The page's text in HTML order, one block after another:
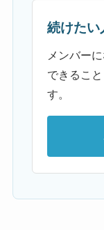
続けたい
メンバー
できるこ
す。